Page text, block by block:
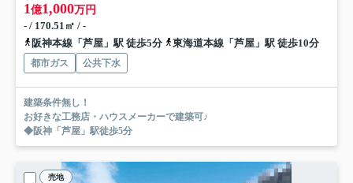
1 億1,000万円
- / 170.51㎡ / -
阪神本線「芦屋」駅 徒歩5分
東海道本線「芦屋」駅 徒歩10分
都市ガス 公共下水
建築条件無し！
お好きな工務店・ハウスメーカーで建築可♪
◆阪神「芦屋」駅徒歩5分
売地